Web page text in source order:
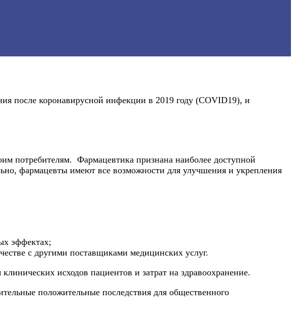
после коронавирусной инфекции в 2019 году (COVID19), и
потребителям. Фармацевтика признана наиболее доступной
фармацевты имеют все возможности для улучшения и укрепления
эффектах;
с другими поставщиками медицинских услуг.
исходов пациентов и затрат на здравоохранение.
положительные последствия для общественного